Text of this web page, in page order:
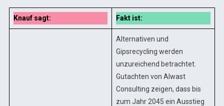
Knauf sagt: Fakt ist:
Alternativen und
Gipsrecycling werden
unzureichend betrachtet.
Gutachten von Alwast
Consulting zeigen, dass bis
zum Jahr 2045 ein Ausstieg